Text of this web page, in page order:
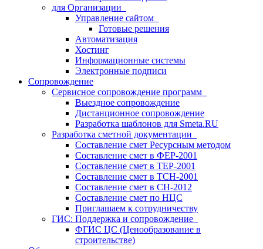
для Организации
Управление сайтом
Готовые решения
Автоматизация
Хостинг
Информационные системы
Электронные подписи
Сопровождение
Сервисное сопровождение программ
Выездное сопровождение
Дистанционное сопровождение
Разработка шаблонов для Smeta.RU
Разработка сметной документации
Составление смет Ресурсным методом
Составление смет в ФЕР-2001
Составление смет в ТЕР-2001
Составление смет в ТСН-2001
Составление смет в СН-2012
Составление смет по НЦС
Приглашаем к сотрудничеству
ГИС: Поддержка и сопровождение
ФГИС ЦС (Ценообразование в
строительстве)